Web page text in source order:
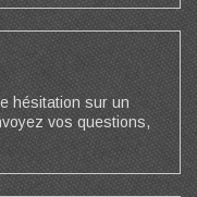
hésitation sur un
vos questions,